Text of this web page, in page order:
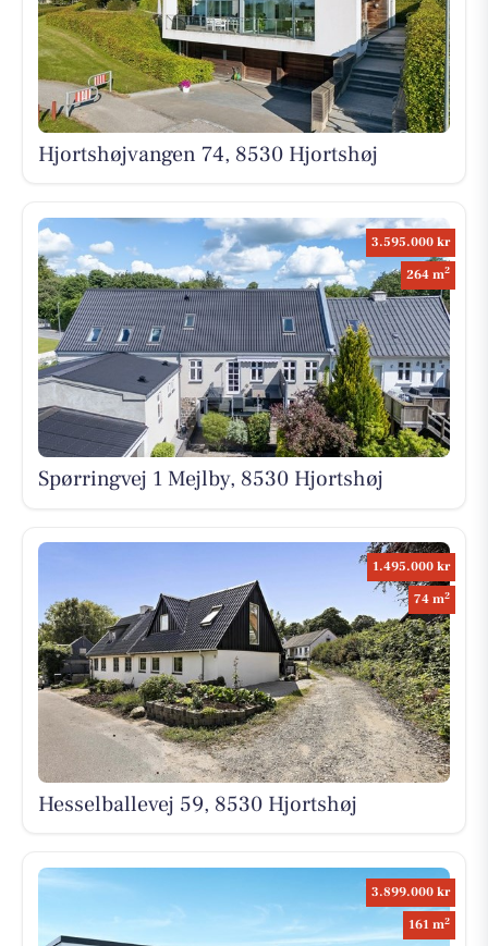
Hjortshøjvangen 74, 8530 Hjortshøj
3.595.000 kr
264 m2
Spørringvej 1 Mejlby, 8530 Hjortshøj
1.495.000 kr
74 m2
Hesselballevej 59, 8530 Hjortshøj
3.899.000 kr
161 m2